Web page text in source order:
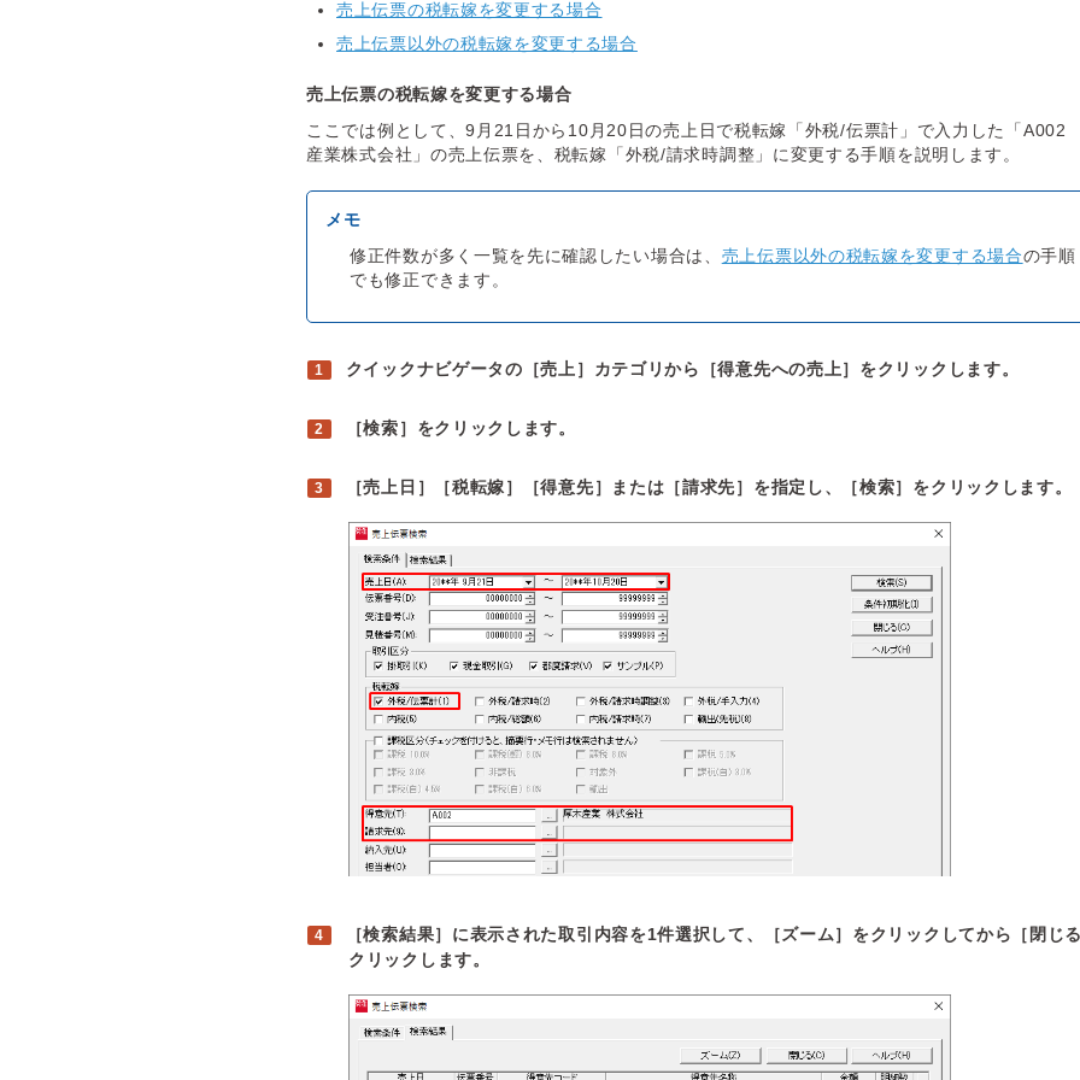
売上伝票の税転嫁を変更する場合
売上伝票以外の税転嫁を変更する場合
売上伝票の税転嫁を変更する場合
ここでは例として、9月21日から10月20日の売上日で税転嫁「外税/伝票計」で入力した「
産業株式会社」の売上伝票を、税転嫁「外税/請求時調整」に変更する手順を説明します。
修正件数が多く一覧を先に確認したい場合は、 売上伝票以外の税転嫁を変更する場合の手順
でも修正できます。
クイックナビゲータの［売上］カテゴリから［得意先への売上］をクリックします。
［検索］をクリックします。
［売上日］［税転嫁］［得意先］または［請求先］を指定し、［検索］をクリックします。
［検索結果］に表示された取引内容を1件選択して、［ズーム］をクリックしてから［閉じ
クリックします。